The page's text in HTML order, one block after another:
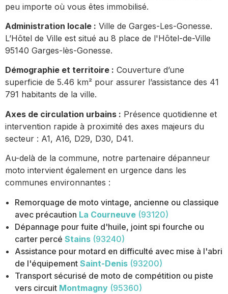
peu importe où vous êtes immobilisé.
Administration locale : Ville de Garges-Les-Gonesse.
L’Hôtel de Ville est situé au 8 place de l'Hôtel-de-Ville
95140 Garges-lès-Gonesse.
Démographie et territoire : Couverture d’une
superficie de 5.46 km² pour assurer l’assistance des 41
791 habitants de la ville.
Axes de circulation urbains : Présence quotidienne et
intervention rapide à proximité des axes majeurs du
secteur : A1, A16, D29, D30, D41.
Au-delà de la commune, notre partenaire dépanneur
moto intervient également en urgence dans les
communes environnantes :
Remorquage de moto vintage, ancienne ou classique
avec précaution La Courneuve (93120)
Dépannage pour fuite d'huile, joint spi fourche ou
carter percé Stains (93240)
Assistance pour motard en difficulté avec mise à l'abri
de l'équipement Saint-Denis (93200)
Transport sécurisé de moto de compétition ou piste
vers circuit Montmagny (95360)